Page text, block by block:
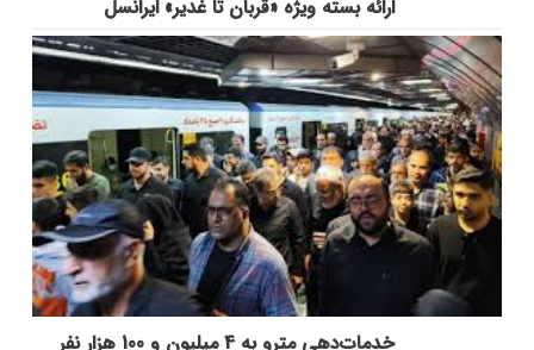
ارائه بسته ویژه «قربان تا غدیر» ایرانسل
خدمات‌دهي مترو به 4 ميليون و 100 هزار نفر